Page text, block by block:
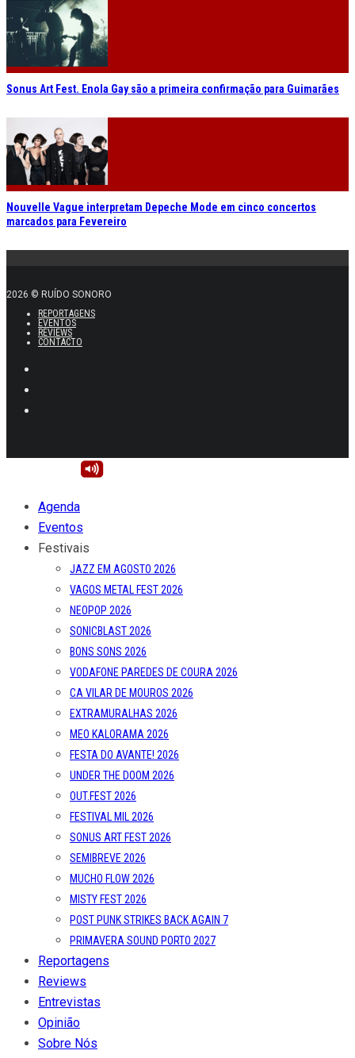
Sonus Art Fest. Enola Gay são a primeira confirmação para Guimarães
Nouvelle Vague interpretam Depeche Mode em cinco concertos
marcados para Fevereiro
2026 © RUÍDO SONORO
REPORTAGENS
EVENTOS
REVIEWS
CONTACTO
Agenda
Eventos
Festivais
JAZZ EM AGOSTO 2026
VAGOS METAL FEST 2026
NEOPOP 2026
SONICBLAST 2026
BONS SONS 2026
VODAFONE PAREDES DE COURA 2026
CA VILAR DE MOUROS 2026
EXTRAMURALHAS 2026
MEO KALORAMA 2026
FESTA DO AVANTE! 2026
UNDER THE DOOM 2026
OUT.FEST 2026
FESTIVAL MIL 2026
SONUS ART FEST 2026
SEMIBREVE 2026
MUCHO FLOW 2026
MISTY FEST 2026
POST PUNK STRIKES BACK AGAIN 7
PRIMAVERA SOUND PORTO 2027
Reportagens
Reviews
Entrevistas
Opinião
Sobre Nós